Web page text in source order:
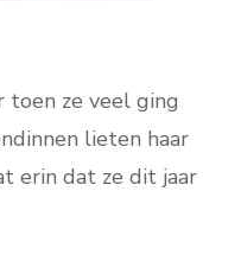
ze veel ging
lieten haar
erin dat ze dit jaar